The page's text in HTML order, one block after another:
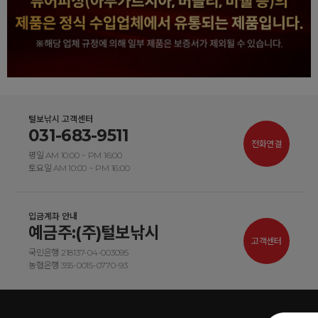
털보낚시 고객센터
031-683-9511
평일 AM 10:00 ~ PM 16:00
토요일 AM 10:00 ~ PM 16:00
전화연결
입금계좌 안내
예금주:(주)털보낚시
국민은행 218137-04-003095
농협은행 355-0015-0770-93
고객센터